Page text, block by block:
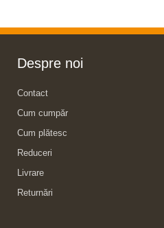
Despre noi
Contact
Cum cumpăr
Cum plătesc
Reduceri
Livrare
Returnări